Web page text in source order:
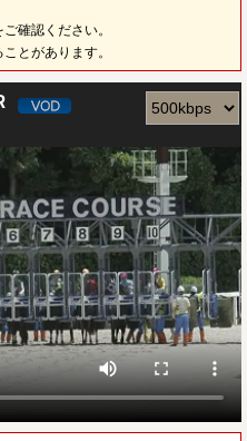
ご確認ください。
とがあります。